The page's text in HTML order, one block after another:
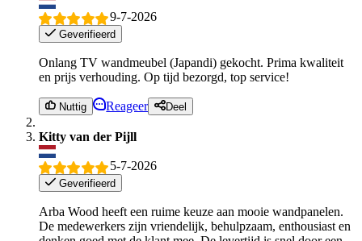
9-7-2026
Geverifieerd
Onlang TV wandmeubel (Japandi) gekocht. Prima kwaliteit
en prijs verhouding. Op tijd bezorgd, top service!
Nuttig Reageer Deel
Kitty van der Pijll
5-7-2026
Geverifieerd
Arba Wood heeft een ruime keuze aan mooie wandpanelen.
De medewerkers zijn vriendelijk, behulpzaam, enthousiast en